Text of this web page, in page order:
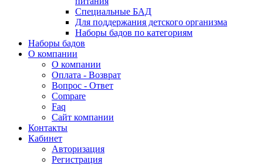
Специальные БАД
Для поддержания детского организма
Наборы бадов по категориям
Наборы бадов
О компании
О компании
Оплата - Возврат
Вопрос - Ответ
Compare
Faq
Сайт компании
Контакты
Кабинет
Авторизация
Регистрация